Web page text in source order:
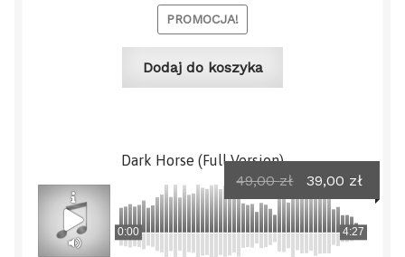
PROMOCJA!
Dodaj do koszyka
Dark Horse (Full Version)
0:00 4:27
49,00zł
Pierwotna
cena
wynosiła:
49,00 zł.
39,00 zł
cena